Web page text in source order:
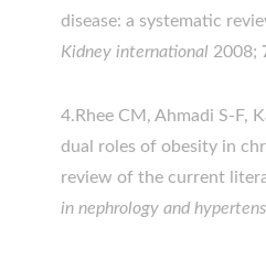
disease: a systematic
Kidney international 2008;
4.Rhee CM, Ahmadi S-F,
dual roles of obesity in
review of the current
in nephrology and